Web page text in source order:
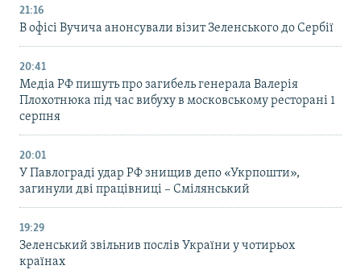
21:16
В офісі Вучича анонсували візит Зеленського до Сербії
20:41
Медіа РФ пишуть про загибель генерала Валерія
Плохотнюка під час вибуху в московському ресторані 1
серпня
20:01
У Павлограді удар РФ знищив депо «Укрпошти»,
загинули дві працівниці – Смілянський
19:29
Зеленський звільнив послів України у чотирьох
країнах